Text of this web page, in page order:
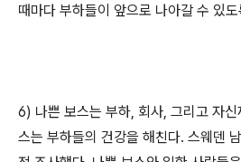
때마다 부하들이 앞으로 나아갈 수 있
6) 나쁜 보스는 부하, 회사, 그리고 자
스는 부하들의 건강을 해친다. 스웨덴